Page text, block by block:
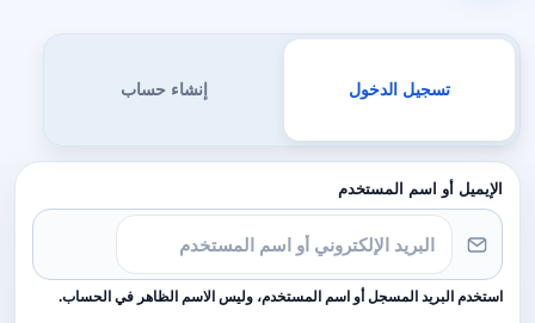
تسجيل الدخول إنشاء حساب
الإيميل أو اسم المستخدم
استخدم البريد المسجل أو اسم المستخدم، وليس الاسم الظاهر في الحساب.